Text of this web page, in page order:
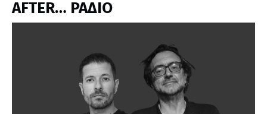
AFTER… ΡΑΔΙΟ